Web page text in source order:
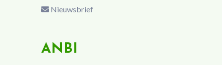
Nieuwsbrief
ANBI